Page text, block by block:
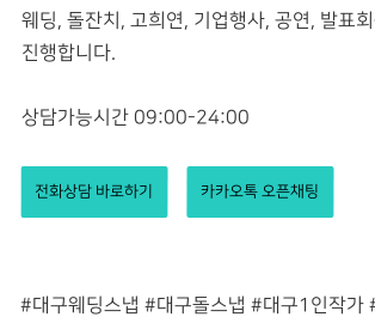
웨딩, 돌잔치, 고희연, 기업행사, 공연, 발표
진행합니다.
상담가능시간 09:00-24:00
전화상담 바로하기 카카오톡 오픈채팅
#대구웨딩스냅 #대구돌스냅 #대구1인작가